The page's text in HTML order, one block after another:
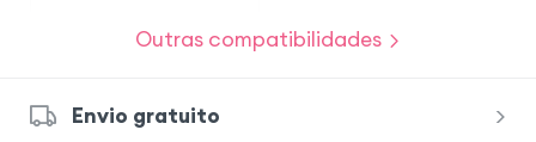
Xiaomi Redmi Note 15 Pro 5G
Xiaomi Redmi Note 15
Outras compatibilidades
Envio gratuito